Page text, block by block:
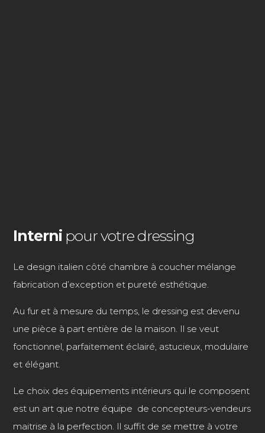
Interni pour votre dressing
Le design italien côté chambre à coucher mélange
fabrication d’exception et pureté esthétique.
Au fur et à mesure du temps, le dressing est devenu
une pièce à part entière de la maison. Il se veut
fonctionnel, parfaitement éclairé, astucieux, modulaire
et élégant.
Le choix des équipements intérieurs qui le composent
est un art que notre équipe de concepteurs-vendeurs
maitrise à la perfection. Il suffit de se mettre à votre